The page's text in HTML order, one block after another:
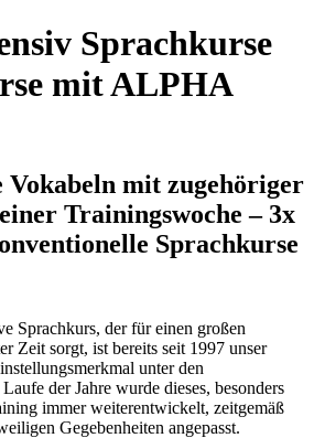
Sprachkurse
mit ALPHA
Vokabeln mit zugehöriger
Trainingswoche – 3x
Sprachkurse
Sprachkurs, der für einen großen
Zeit sorgt, ist bereits seit 1997 unser
unter den
der Jahre wurde dieses, besonders
immer weiterentwickelt, zeitgemäß
Gegebenheiten angepasst.